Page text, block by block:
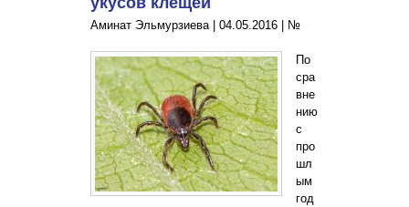
Аминат Эльмурзиева | 04.05.2016 №
По
сра
вне
нию
с
про
шл
ым
год